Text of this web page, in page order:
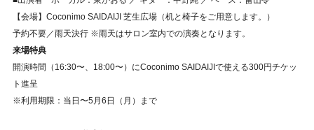
【会場】Coconimo SAIDAIJI 芝生広場（机と椅子をご用意します。）
予約不要／雨天決行 ※雨天はサロン室内での演奏となります。
来場特典
開演時間（16:30〜、18:00〜）にCoconimo SAIDAIJIで使える300円チケッ
ト進呈
※利用期限：当日〜5月6日（月）まで